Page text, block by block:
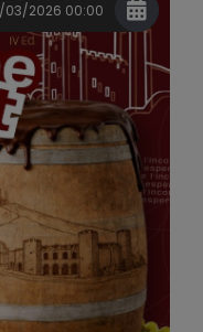
03/2026 00:00